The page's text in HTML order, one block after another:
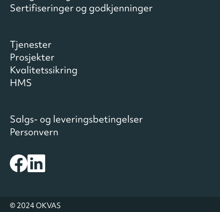
Sertifiseringer og godkjenninger
Tjenester
Prosjekter
Kvalitetssikring
HMS
Salgs- og leveringsbetingelser
Personvern
© 2024 OKVAS